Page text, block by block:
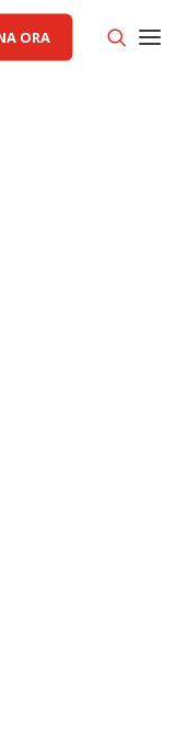
ORA
SKIPPING
l’azienda
fornito un
con i suoi
pazienti
avviato uno
con il suo
601-44, per il